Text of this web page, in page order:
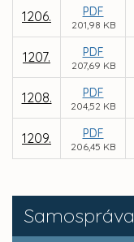
Samospráva
1206. PDF
201,98 KB
1207. PDF
207,69 KB
1208. PDF
204,52 KB
1209. PDF
206,45 KB